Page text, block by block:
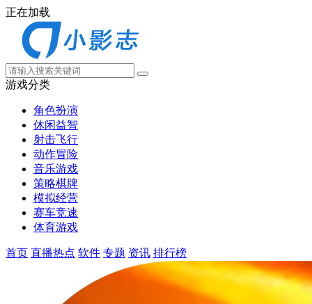
正在加载
游戏分类
角色扮演
休闲益智
射击飞行
动作冒险
音乐游戏
策略棋牌
模拟经营
赛车竞速
体育游戏
首页 直播热点 软件 专题 资讯 排行榜